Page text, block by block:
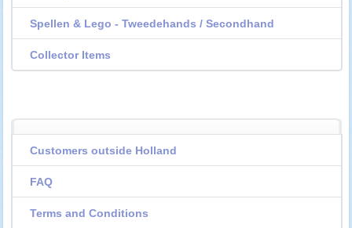
Spellen & Lego - Tweedehands / Secondhand
Collector Items
Customers outside Holland
FAQ
Terms and Conditions